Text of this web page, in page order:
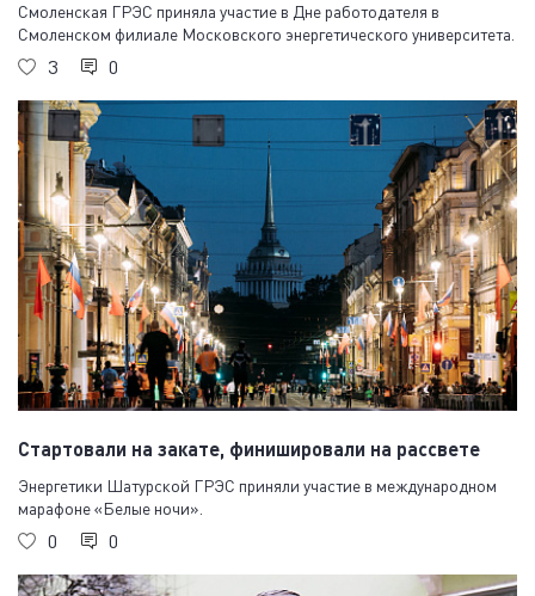
Смоленская ГРЭС приняла участие в Дне работодателя в
Смоленском филиале Московского энергетического университета.
3 0
Стартовали на закате, финишировали на рассвете
Энергетики Шатурской ГРЭС приняли участие в международном
марафоне «Белые ночи».
0 0